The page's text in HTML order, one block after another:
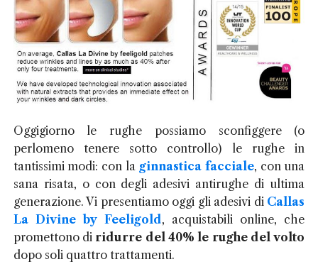
Oggigiorno le rughe possiamo sconfiggere (o
perlomeno tenere sotto controllo) le rughe in
tantissimi modi: con la ginnastica facciale, con una
sana risata, o con degli adesivi antirughe di ultima
generazione. Vi presentiamo oggi gli adesivi di Callas
La Divine by Feeligold, acquistabili online, che
promettono di ridurre del 40% le rughe del volto
dopo soli quattro trattamenti.